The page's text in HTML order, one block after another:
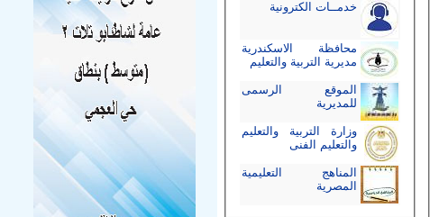
خدمــات الكترونية
محافظة الاسكندرية
مديرية التربية والتعليم
الموقع الرسمى
للمديرية
وزارة التربية والتعليم
والتعليم الفنى
المناهج التعليمية
المصرية